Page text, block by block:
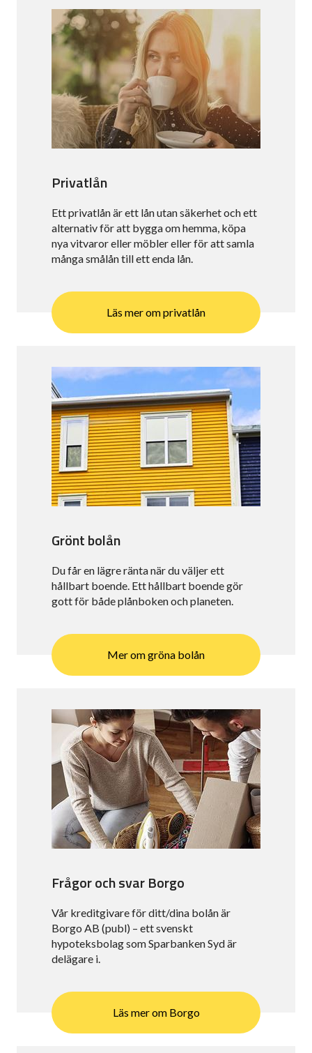
Privatlån
Ett privatlån är ett lån utan säkerhet och ett
alternativ för att bygga om hemma, köpa
nya vitvaror eller möbler eller för att samla
många smålån till ett enda lån.
Läs mer om privatlån
Grönt bolån
Du får en lägre ränta när du väljer ett
hållbart boende. Ett hållbart boende gör
gott för både plånboken och planeten.
Mer om gröna bolån
Frågor och svar Borgo
Vår kreditgivare för ditt/dina bolån är
Borgo AB (publ) – ett svenskt
hypoteksbolag som Sparbanken Syd är
delägare i.
Läs mer om Borgo